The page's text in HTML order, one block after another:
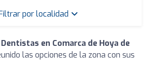
por localidad
Dentistas en Comarca de Hoya de
las opciones de la zona con sus